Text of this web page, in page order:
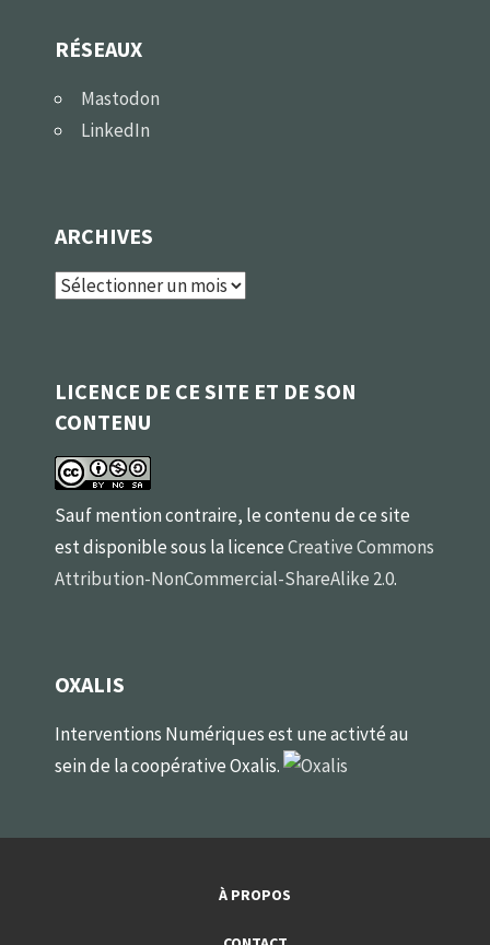
RÉSEAUX
Mastodon
LinkedIn
ARCHIVES
Archives
LICENCE DE CE SITE ET DE SON
CONTENU
Sauf mention contraire, le contenu de ce site
est disponible sous la licenceCreative Commons
Attribution-NonCommercial-ShareAlike 2.0.
OXALIS
Interventions Numériques est une activté au
sein de la coopérative Oxalis.
À PROPOS